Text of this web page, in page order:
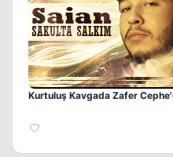
Kurtuluş Kavgada Zafer